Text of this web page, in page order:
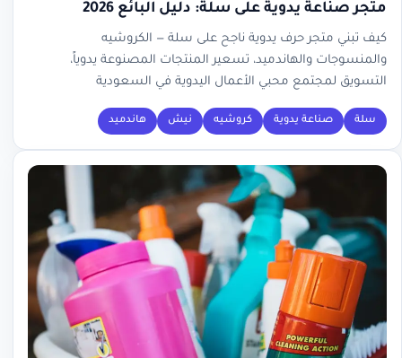
متجر صناعة يدوية على سلة: دليل البائع 2026
كيف تبني متجر حرف يدوية ناجح على سلة — الكروشيه
والمنسوجات والهاندميد، تسعير المنتجات المصنوعة يدوياً،
التسويق لمجتمع محبي الأعمال اليدوية في السعودية
سلة صناعة يدوية كروشيه نيش هاندميد